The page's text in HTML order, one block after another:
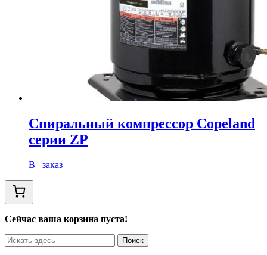
Спиральный компрессор Copeland
серии ZP
В заказ
Сейчас ваша корзина пуста!